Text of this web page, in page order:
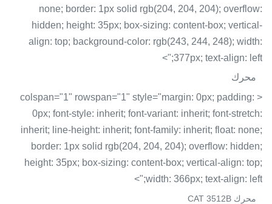
none; border: 1px solid rgb(204, 204, 204); overflow:
hidden; height: 35px; box-sizing: content-box; vertical-
align: top; background-color: rgb(243, 244, 248); width:
377px; text-align: left;">
محرك
< colspan="1" rowspan="1" style="margin: 0px; padding:
0px; font-style: inherit; font-variant: inherit; font-stretch:
inherit; line-height: inherit; font-family: inherit; float: none;
border: 1px solid rgb(204, 204, 204); overflow: hidden;
height: 35px; box-sizing: content-box; vertical-align: top;
width: 366px; text-align: left;">
محرك CAT 3512B